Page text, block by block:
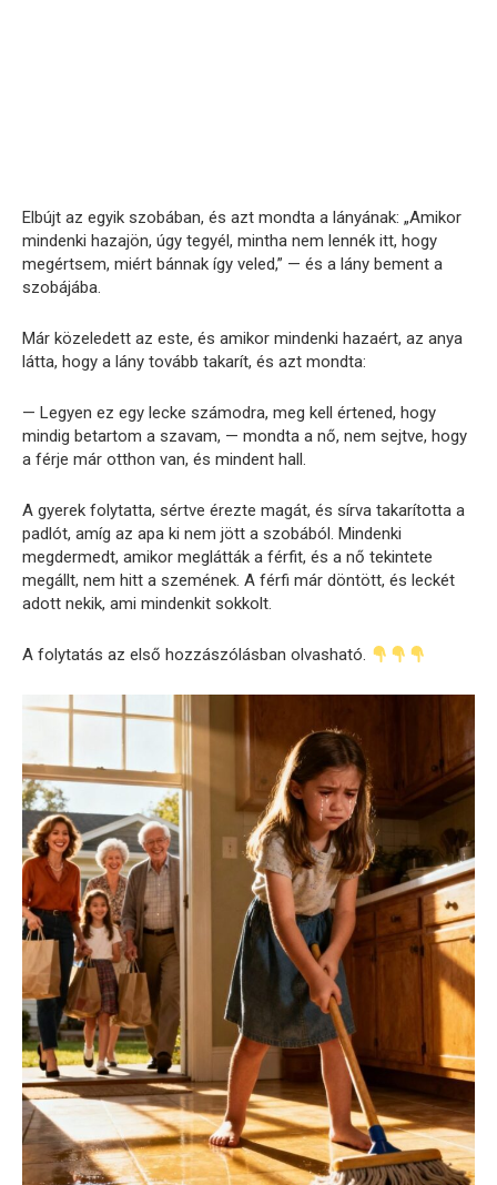
Elbújt az egyik szobában, és azt mondta a lányának: „Amikor
mindenki hazajön, úgy tegyél, mintha nem lennék itt, hogy
megértsem, miért bánnak így veled,” — és a lány bement a
szobájába.
Már közeledett az este, és amikor mindenki hazaért, az anya
látta, hogy a lány tovább takarít, és azt mondta:
— Legyen ez egy lecke számodra, meg kell értened, hogy
mindig betartom a szavam, — mondta a nő, nem sejtve, hogy
a férje már otthon van, és mindent hall.
A gyerek folytatta, sértve érezte magát, és sírva takarította a
padlót, amíg az apa ki nem jött a szobából. Mindenki
megdermedt, amikor meglátták a férfit, és a nő tekintete
megállt, nem hitt a szemének. A férfi már döntött, és leckét
adott nekik, ami mindenkit sokkolt.
A folytatás az első hozzászólásban olvasható.